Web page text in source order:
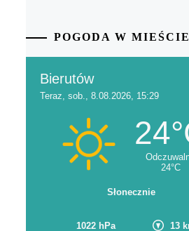
POGODA W MIEŚCIE